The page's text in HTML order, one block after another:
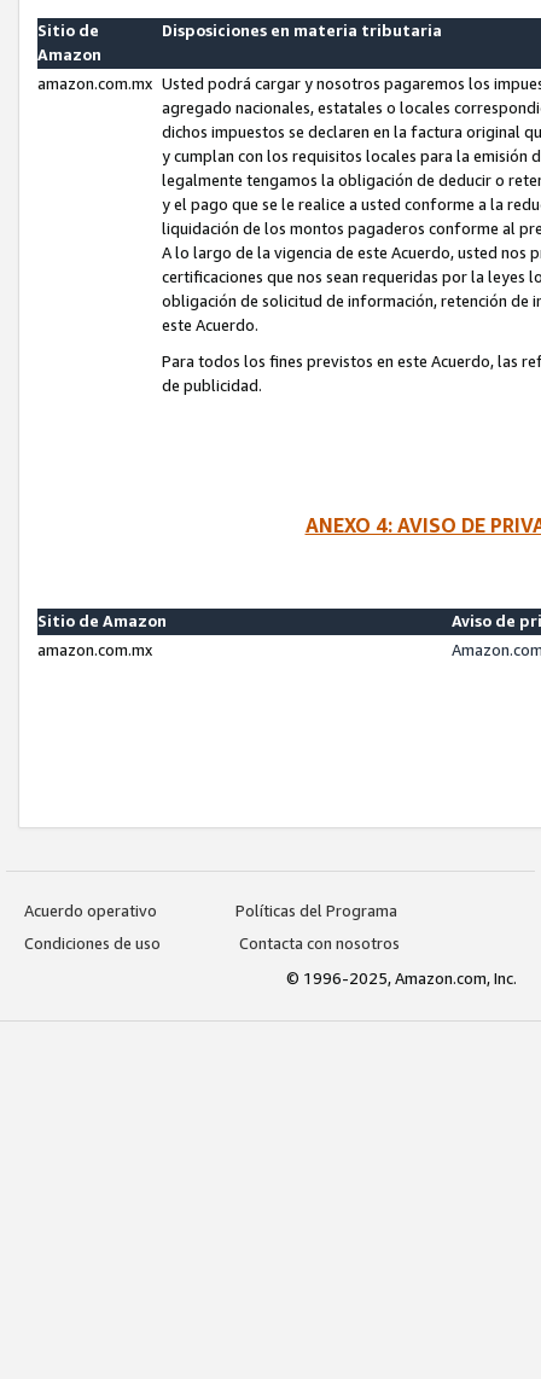
Sitio de
Amazon
Disposiciones en materia tributaria
amazon.com.mx Usted podrá cargar y nosotros pagaremos los
agregado nacionales, estatales o locales
dichos impuestos se declaren en la factura original
y cumplan con los requisitos locales para la emisión
legalmente tengamos la obligación de deducir o
y el pago que se le realice a usted conforme a la
liquidación de los montos pagaderos conforme al
A lo largo de la vigencia de este Acuerdo, usted
certificaciones que nos sean requeridas por la leyes
obligación de solicitud de información, retención de
este Acuerdo.
Para todos los fines previstos en este Acuerdo, las
de publicidad.
ANEXO 4: AVISO DE
Sitio de Amazon
Aviso de
amazon.com.mx
Acuerdo operativo
Políticas del Programa
Condiciones de uso
Contacta con nosotros
© 1996-2025, Amazon.com, Inc.